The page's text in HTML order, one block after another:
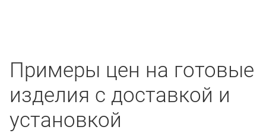
Примеры цен на готовые
изделия с доставкой и
установкой